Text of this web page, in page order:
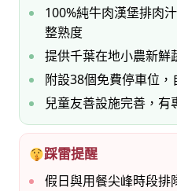
100%純牛肉漢堡排肉
整熟度
提供千葉在地小農新鮮
附設38個免費停車位
兒童友善設施完善，有
踩雷提醒
假日與用餐尖峰時段排